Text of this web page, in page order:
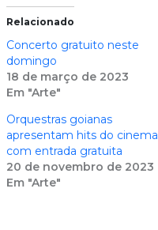
Relacionado
Concerto gratuito neste
domingo
18 de março de 2023
Em "Arte"
Orquestras goianas
apresentam hits do cinema
com entrada gratuita
20 de novembro de 2023
Em "Arte"